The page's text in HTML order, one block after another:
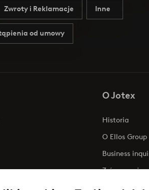
Zwroty i Reklamacje Inne
od umowy
O Jotex
Historia
O Ellos Group
Business